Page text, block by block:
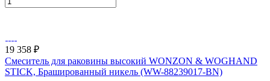
19 358 ₽
Смеситель для раковины высокий WONZON & WOGHAND
STICK, Брашированный никель (WW-88239017-BN)